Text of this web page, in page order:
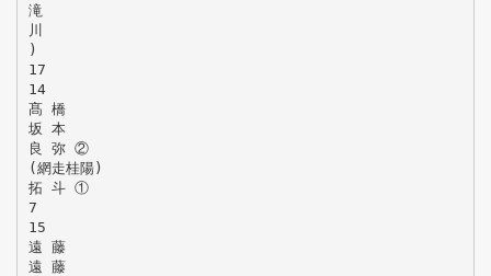
滝
川
)
17
14
髙 橋
坂 本
良 弥 ②
(網走桂陽)
拓 斗 ①
7
15
遠 藤
遠 藤